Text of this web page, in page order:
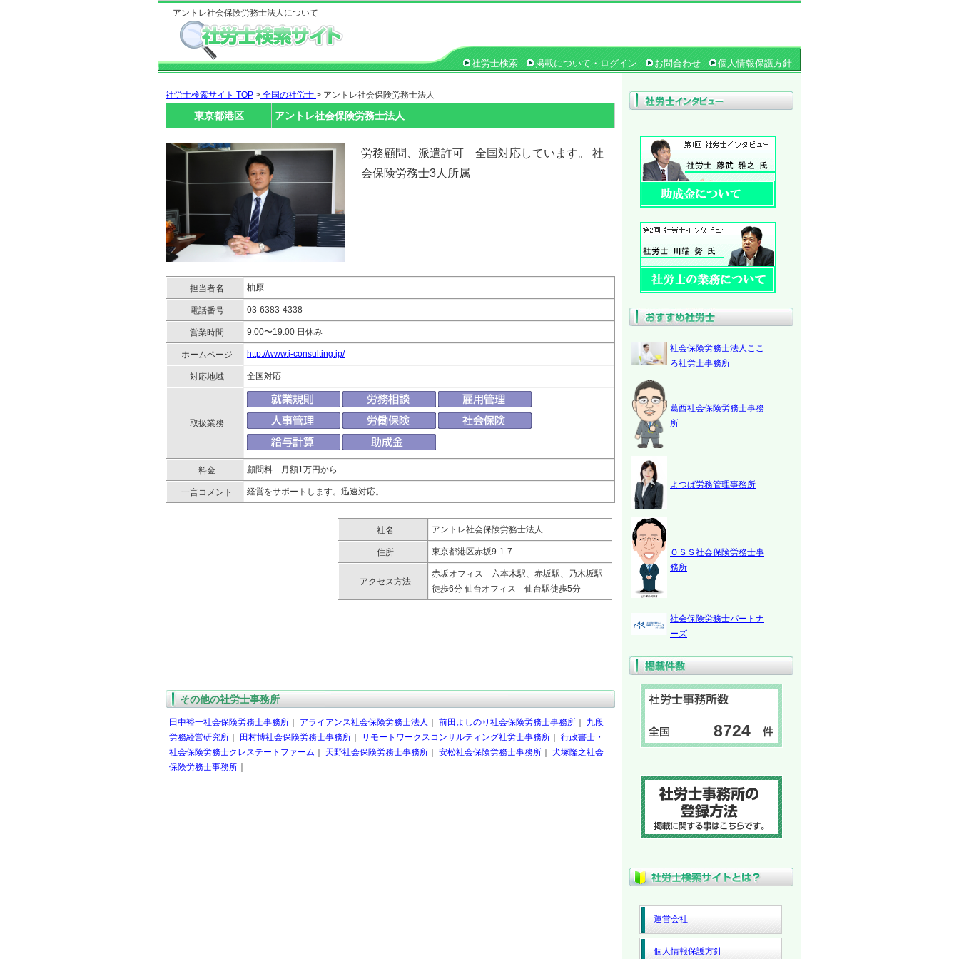
アントレ社会保険労務士法人について
社労士検索 掲載について・ログイン お問合わせ 個人情報保護方針
社労士検索サイト TOP > 全国の社労士 > アントレ社会保険労務士法人
東京都港区 アントレ社会保険労務士法人
労務顧問、派遣許可 全国対応しています。 社
会保険労務士3人所属
担当者名 柚原
電話番号 03-6383-4338
営業時間 9:00〜19:00 日休み
ホームページ http://www.j-consulting.jp/
対応地域 全国対応
取扱業務
料金 顧問料 月額1万円から
一言コメント 経営をサポートします。迅速対応。
社名 アントレ社会保険労務士法人
住所 東京都港区赤坂9-1-7
アクセス方法
赤坂オフィス 六本木駅、赤坂駅、乃木坂駅
徒歩6分 仙台オフィス 仙台駅徒歩5分
その他の社労士事務所
田中裕一社会保険労務士事務所 アライアンス社会保険労務士法人 前田よしのり社会保険労務士事務所
九段
労務経営研究所
田村博社会保険労務士事務所 リモートワークスコンサルティング社労士事務所
行政書士・
社会保険労務士クレステートファーム
天野社会保険労務士事務所 安松社会保険労務士事務所
犬塚隆之社会
保険労務士事務所
社会保険労務士法人ここ
ろ社労士事務所
葛西社会保険労務士事務
所
よつば労務管理事務所
ＯＳＳ社会保険労務士事
務所
社会保険労務士パートナ
ーズ
8724
運営会社
個人情報保護方針